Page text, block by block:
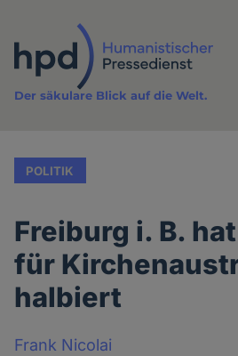
Inhalt
Der säkulare Blick auf die Welt.
POLITIK
Freiburg i. B.
für
halbiert
Frank Nicolai